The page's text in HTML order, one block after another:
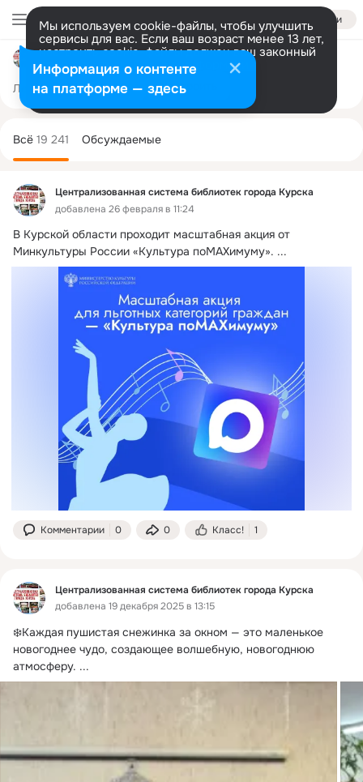
Войти
Мы используем cookie-файлы, чтобы улучшить
сервисы для вас. Если ваш возраст менее 13 лет,
настроить cookie-файлы должен ваш законный
представитель. Больше информации
Разрешить все Настроить
Централизованная система библиотек города Курска
Лента Участники 1.8K Темы 19K
Централизованная система библиотек города Курска
добавлена 26 февраля в 11:24
В Курской области проходит масштабная акция от
Минкультуры России «Культура поMAХимуму». ...
Комментарии 0 0 Класс! 1
Централизованная система библиотек города Курска
добавлена 19 декабря 2025 в 13:15
❄️Каждая пушистая снежинка за окном — это маленькое
новогоднее чудо, создающее волшебную, новогоднюю
атмосферу. ...
колонка
Всё 19 241 Обсуждаемые
Информация о контенте
на платформе — здесь